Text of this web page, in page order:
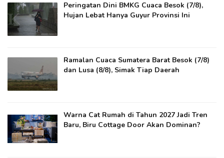
Peringatan Dini BMKG Cuaca Besok (7/8),
Hujan Lebat Hanya Guyur Provinsi Ini
Ramalan Cuaca Sumatera Barat Besok (7/8)
dan Lusa (8/8), Simak Tiap Daerah
Warna Cat Rumah di Tahun 2027 Jadi Tren
Baru, Biru Cottage Door Akan Dominan?